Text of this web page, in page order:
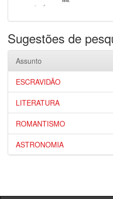
Sugestões de
Assunto
ESCRAVIDÃO
LITERATURA
ROMANTISMO
ASTRONOMIA